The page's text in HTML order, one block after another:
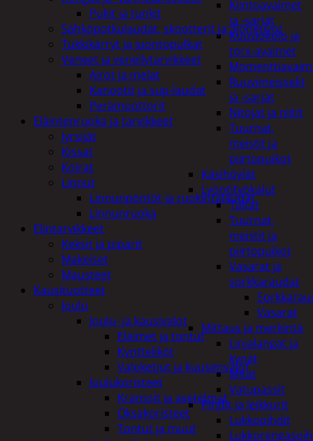
Kiintoavaimet
ja -sarjat
Kuusiokolo ja
torx-avaimet
Ruuvimeisselit
ja -sarjat
Nitojat ja niitit
Tuurnat,
meistit ja
piirtopuikot
Käsihöylät
Lyöntityökalut
Taltat
Tuurnat,
meistit ja
piirtopuikot
Vasarat ja
sorkkaraudat
Vasarat
Mittaus ja merkintä
Linjalangat ja
kynät
Mitat
Vatupassit
Pihdit ja leikkurit
Lukkopihdit
Pukit ja tunkit
Sähköpotkulaudat, skootterit ja ajoneuvot
Tukkikärryt ja juontopulkat
Veneet ja veneilytarvikkeet
Airot ja melat
Kanootit ja sup-laudat
Perämoottorit
Eläintenruoka ja tarvikkeet
Jyrsijät
Kissat
Koirat
Linnut
Linnunpöntöt ja ruokintalaudat
Linnunruoka
Elintarvikkeet
Keksit ja piparit
Makeiset
Mausteet
Kausituotteet
Joulu
Joulu- ja kausivalot
Eläimet ja tontut
Kyntteliköt
Valoketjut ja kuusenvalot
Joulukoristeet
Kranssit ja asetelmat
Oksakoristeet
Tontut ja muut